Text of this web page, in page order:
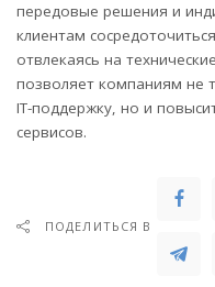
передовые решения и
клиентам
отвлекаясь на
позволяет компаниям не
IТ-поддержку, но и
сервисов.
ПОДЕЛИТЬСЯ В